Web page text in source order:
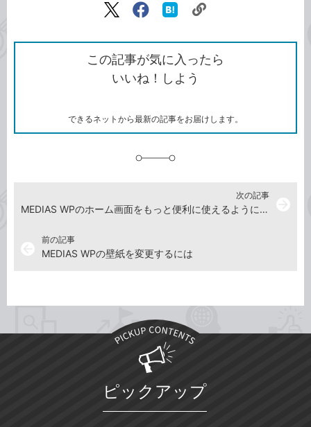
X（旧
で
シ
ェ
ア
Facebook
シ
ェ
ア
な
ブ
ッ
ク
ク
ク
を
コ
この記事が気に入ったら
いいね！しよう
できるネットから最新の記事をお届けします。
前の記事
MEDIAS WPの壁紙を変更するには
次の記事
MEDIAS WPのホーム画面をもっと便利に使えるようにするには
ピックアップ